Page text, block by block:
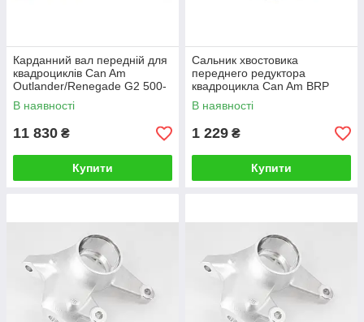
Карданний вал передній для
квадроциклів Can Am
Outlander/Renegade G2 500-
1000 (2012+) 705400913,
705401032
В наявності
11 830 ₴
Купити
Сальник хвостовика
переднего редуктора
квадроцикла Can Am BRP
В наявності
1 229 ₴
Купити